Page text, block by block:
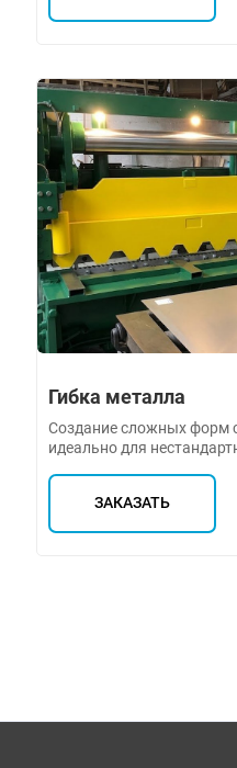
Гибка металла
Создание сложных форм
идеально для
ЗАКАЗАТЬ